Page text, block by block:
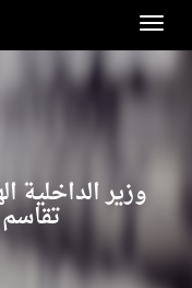
Toggle
navigation
وزير الداخلية